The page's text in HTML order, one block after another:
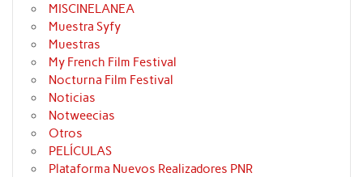
MISCINELANEA
Muestra Syfy
Muestras
My French Film Festival
Nocturna Film Festival
Noticias
Notweecias
Otros
PELÍCULAS
Plataforma Nuevos Realizadores PNR